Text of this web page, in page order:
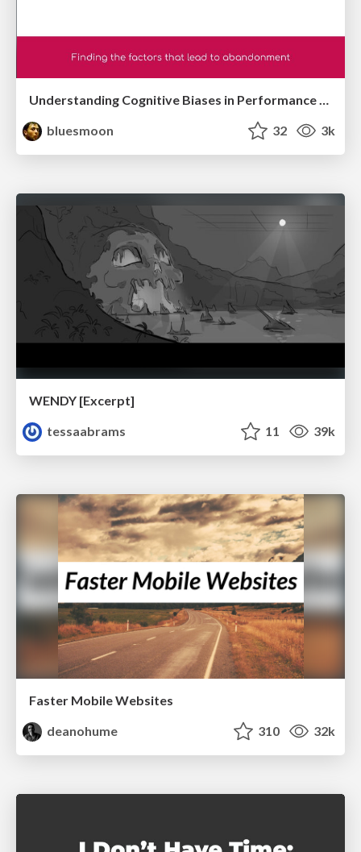
Understanding Cognitive Biases in Performance Measurement
bluesmoon
32 3k
WENDY [Excerpt]
tessaabrams
11 39k
Faster Mobile Websites
deanohume
310 32k